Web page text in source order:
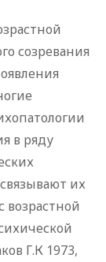
созревания
в ряду
их
Г.К 1973,